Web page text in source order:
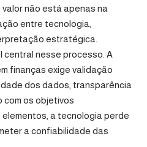
não está apenas na
entre tecnologia,
estratégica.
central nesse processo. A
finanças exige validação
dos dados, transparência
com os objetivos
a tecnologia perde
a confiabilidade das